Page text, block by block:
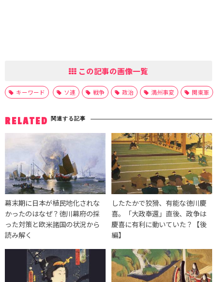
この記事の画像一覧
キーワード ソ連 戦争 政治 満州事変 関東軍
RELATED 関連する記事
幕末期に日本が植民地化されな
かったのはなぜ？徳川幕府の採
った対策と欧米諸国の状況から
読み解く
したたかで狡猾、有能な徳川慶
喜。「大政奉還」直後、政争は
慶喜に有利に動いていた？【後
編】